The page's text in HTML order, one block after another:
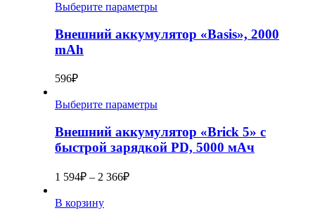
Выберите параметры
Внешний аккумулятор «Basis», 2000
mAh
596₽
Выберите параметры
Внешний аккумулятор «Brick 5» с
быстрой зарядкой PD, 5000 мАч
1 594₽ – 2 366₽
В корзину